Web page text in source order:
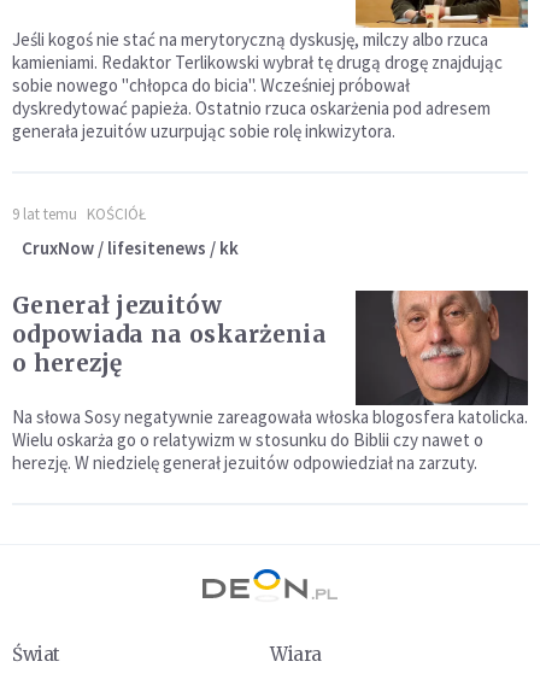
Jeśli kogoś nie stać na merytoryczną dyskusję, milczy albo rzuca
kamieniami. Redaktor Terlikowski wybrał tę drugą drogę znajdując
sobie nowego "chłopca do bicia". Wcześniej próbował
dyskredytować papieża. Ostatnio rzuca oskarżenia pod adresem
generała jezuitów uzurpując sobie rolę inkwizytora.
9 lat temu KOŚCIÓŁ
CruxNow / lifesitenews / kk
Generał jezuitów
odpowiada na oskarżenia
o herezję
Na słowa Sosy negatywnie zareagowała włoska blogosfera katolicka.
Wielu oskarża go o relatywizm w stosunku do Biblii czy nawet o
herezję. W niedzielę generał jezuitów odpowiedział na zarzuty.
Świat
Wiara